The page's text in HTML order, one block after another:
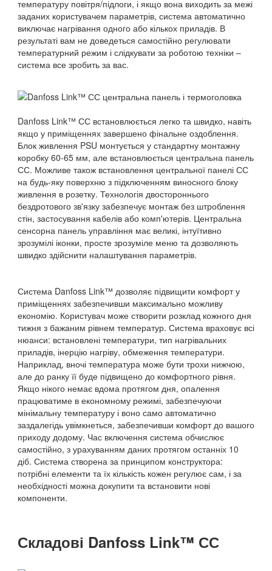
температуру повітря/підлоги, і якщо вона виходить за межі
заданих користувачем параметрів, система автоматично
виключає нагрівання одного або кількох приладів. В
результаті вам не доведеться самостійно регулювати
температурний режим і слідкувати за роботою техніки –
система все зробить за вас.
Danfoss Link™ СС встановлюється легко та швидко, навіть
якщо у приміщеннях завершено фінальне оздоблення.
Блок живлення PSU монтується у стандартну монтажну
коробку 60-65 мм, але встановлюється центральна панель
СС. Можливе також встановлення центральної панелі СС
на будь-яку поверхню з підключенням виносного блоку
живлення в розетку. Технологія двостороннього
бездротового зв'язку забезпечує монтаж без штроблення
стін, застосування кабелів або комп'ютерів. Центральна
сенсорна панель управління має великі, інтуїтивно
зрозумілі іконки, просте зрозуміле меню та дозволяють
швидко здійснити налаштування параметрів.
Система Danfoss Link™ дозволяє підвищити комфорт у
приміщеннях забезпечивши максимально можливу
економію. Користувач може створити розклад кожного дня
тижня з бажаним рівнем температур. Система враховує всі
нюанси: встановлені температури, тип нагрівальних
приладів, інерцію нагріву, обмеження температури.
Наприклад, вночі температура може бути трохи нижчою,
але до ранку її буде підвищено до комфортного рівня.
Якщо нікого немає вдома протягом дня, опалення
працюватиме в економному режимі, забезпечуючи
мінімальну температуру і воно само автоматично
заздалегідь увімкнеться, забезпечивши комфорт до вашого
приходу додому. Час включення система обчислює
самостійно, з урахуванням даних протягом останніх 10
діб. Система створена за принципом конструктора:
потрібні елементи та їх кількість кожен регулює сам, і за
необхідності можна докупити та встановити нові
компоненти.
Складові Danfoss Link™ СС